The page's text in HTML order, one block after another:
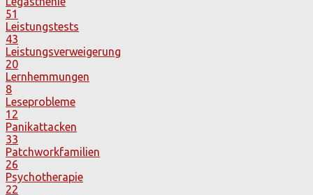
51
Leistungstests
43
Leistungsverweigerung
20
Lernhemmungen
8
Leseprobleme
12
Panikattacken
33
Patchworkfamilien
26
Psychotherapie
22